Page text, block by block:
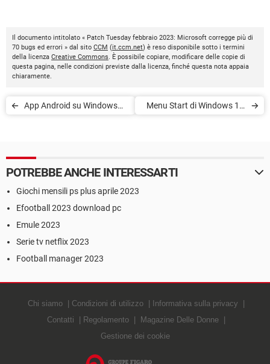
Il documento intitolato « Patch Tuesday febbraio 2023: Microsoft corregge più di
70 bugs ed errori » dal sito CCM (it.ccm.net) è reso disponibile sotto i termini
della licenza Creative Commons. È possibile copiare, modificare delle copie di
questa pagina, nelle condizioni previste dalla licenza, finché questa nota appaia
chiaramente.
App Android su Windows
Menu Start di Windows 11:
POTREBBE ANCHE INTERESSARTI
Giochi mensili ps plus aprile 2023
Efootball 2023 download pc
Emule 2023
Serie tv netflix 2023
Football manager 2023
Chi siamo Condizioni di utilizzo
Informativa sulla privacy
Contatti
Regolamento
Magazine Delle Donne
Gestione dei cookie